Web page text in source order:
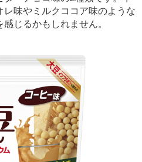
味やミルクココア味のような
じるかもしれません。